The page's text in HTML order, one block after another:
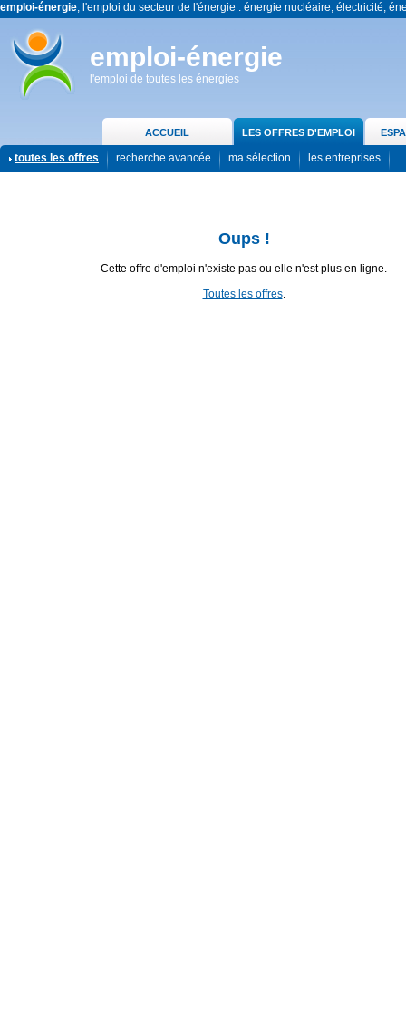
emploi-énergie, l'emploi du secteur de l'énergie : énergie nucléaire, électricité,
emploi-énergie
l'emploi de toutes les énergies
ACCUEIL LES OFFRES D'EMPLOI
toutes les offres recherche avancée ma sélection les entreprises
Oups !
Cette offre d'emploi n'existe pas ou elle n'est plus en ligne.
Toutes les offres.